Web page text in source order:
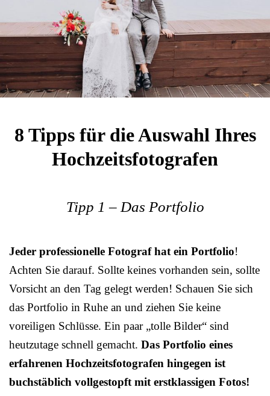
8 Tipps für die Auswahl Ihres
Hochzeitsfotografen
Tipp 1 – Das Portfolio
Jeder professionelle Fotograf hat ein Portfolio!
Achten Sie darauf. Sollte keines vorhanden sein, sollte
Vorsicht an den Tag gelegt werden! Schauen Sie sich
das Portfolio in Ruhe an und ziehen Sie keine
voreiligen Schlüsse. Ein paar „tolle Bilder“ sind
heutzutage schnell gemacht. Das Portfolio eines
erfahrenen Hochzeitsfotografen hingegen ist
buchstäblich vollgestopft mit erstklassigen Fotos!